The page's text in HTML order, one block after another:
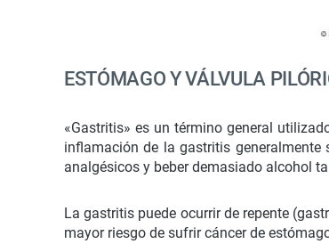
ESTÓMAGO Y VÁLVULA
«Gastritis» es un término general
inflamación de la gastritis
analgésicos y beber demasiado alcohol
La gastritis puede ocurrir de repente
mayor riesgo de sufrir cáncer de